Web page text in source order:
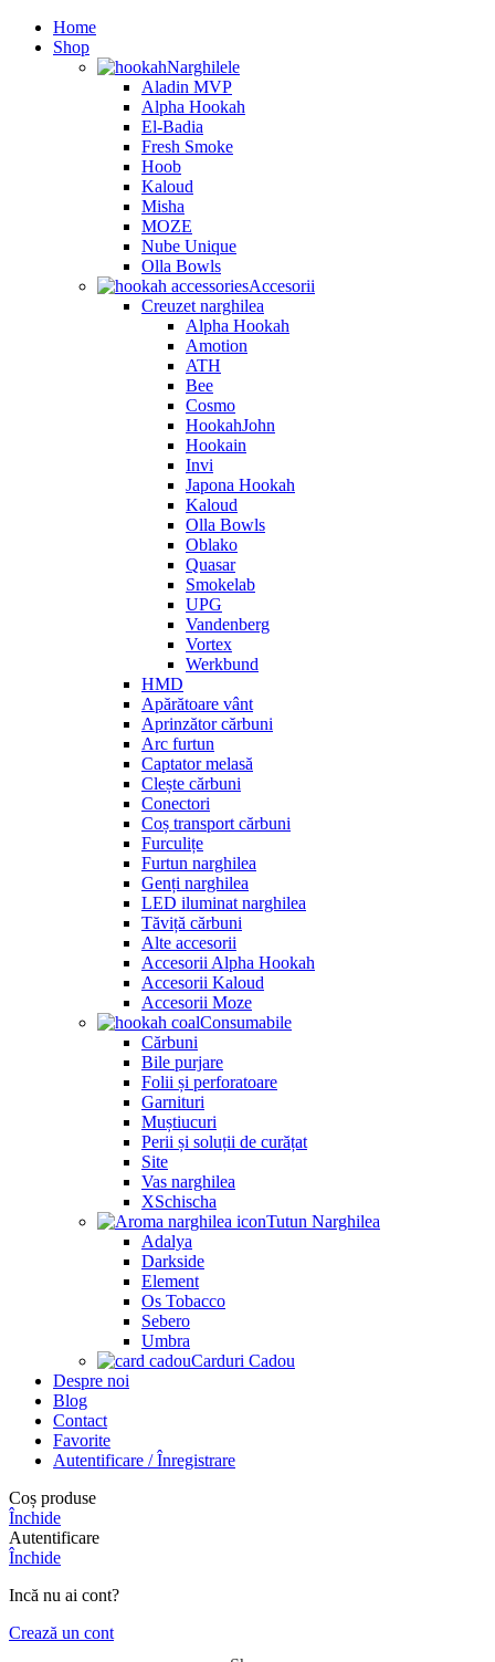
Home
Shop
Narghilele
Aladin MVP
Alpha Hookah
El-Badia
Fresh Smoke
Hoob
Kaloud
Misha
MOZE
Nube Unique
Olla Bowls
Accesorii
Creuzet narghilea
Alpha Hookah
Amotion
ATH
Bee
Cosmo
HookahJohn
Hookain
Invi
Japona Hookah
Kaloud
Olla Bowls
Oblako
Quasar
Smokelab
UPG
Vandenberg
Vortex
Werkbund
HMD
Apărătoare vânt
Aprinzător cărbuni
Arc furtun
Captator melasă
Clește cărbuni
Conectori
Coș transport cărbuni
Furculițe
Furtun narghilea
Genți narghilea
LED iluminat narghilea
Tăviță cărbuni
Alte accesorii
Accesorii Alpha Hookah
Accesorii Kaloud
Accesorii Moze
Consumabile
Cărbuni
Bile purjare
Folii și perforatoare
Garnituri
Muștiucuri
Perii și soluții de curățat
Site
Vas narghilea
XSchischa
Tutun Narghilea
Adalya
Darkside
Element
Os Tobacco
Sebero
Umbra
Carduri Cadou
Despre noi
Blog
Contact
Favorite
Autentificare / Înregistrare
Coș produse
Închide
Autentificare
Închide
Incă nu ai cont?
Crează un cont